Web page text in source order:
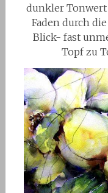
dunkler
Faden durch
Blick- fast
Topf zu